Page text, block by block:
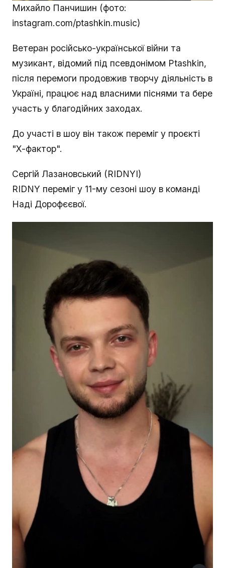
Михайло Панчишин (фото:
instagram.com/ptashkin.music)
Ветеран російсько-української війни та
музикант, відомий під псевдонімом Ptashkin,
після перемоги продовжив творчу діяльність в
Україні, працює над власними піснями та бере
участь у благодійних заходах.
До участі в шоу він також переміг у проєкті
"Х-фактор".
Сергій Лазановський (RIDNYI)
RIDNY переміг у 11-му сезоні шоу в команді
Наді Дорофєєвої.